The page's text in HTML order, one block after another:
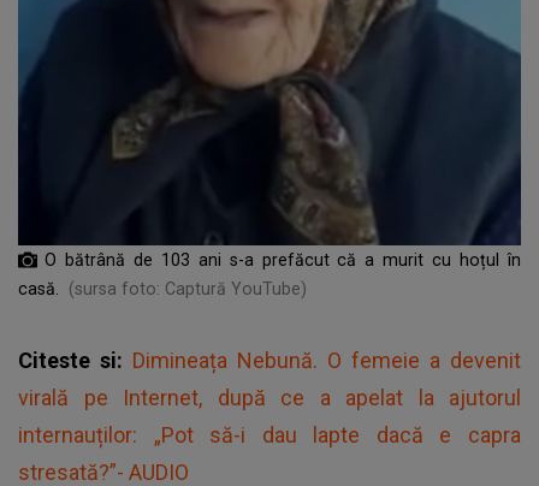
O bătrână de 103 ani s-a prefăcut că a murit cu hoțul în
casă.
(sursa foto: Captură YouTube)
Citeste si: Dimineața Nebună. O femeie a devenit
virală pe Internet, după ce a apelat la ajutorul
internauților: „Pot să-i dau lapte dacă e capra
stresată?”- AUDIO